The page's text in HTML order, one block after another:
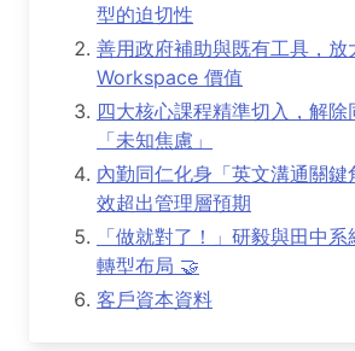
型的迫切性
善用政府補助與既有工具，
Workspace 價值
四大核心課程精準切入，解除
「未知焦慮」
內勤同仁化身「英文溝通關
效超出管理層預期
「做就對了！」研毅與田中
轉型布局 🤝
客戶資本資料